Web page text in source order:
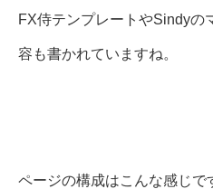
FX侍テンプレートやSindyの
容も書かれていますね。
ページの構成はこんな感じで